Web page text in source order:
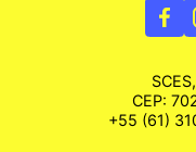
CEP:
+55 (61)